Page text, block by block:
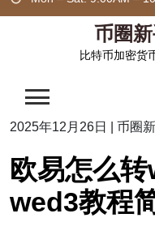
币圈
比特币加密货
2025年12月26日 币圈
欧易怎么
wed3教程